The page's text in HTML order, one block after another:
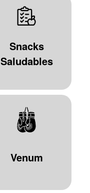
Snacks
Saludables
Venum